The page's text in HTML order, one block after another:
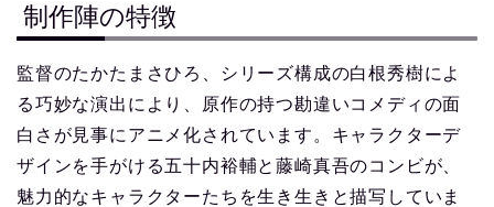
制作陣の特徴
監督のたかたまさひろ、シリーズ構成の白根秀樹によ
る巧妙な演出により、原作の持つ勘違いコメディの面
白さが見事にアニメ化されています。キャラクターデ
ザインを手がける五十内裕輔と藤崎真吾のコンビが、
魅力的なキャラクターたちを生き生きと描写していま